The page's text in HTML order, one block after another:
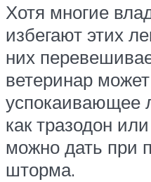
Хотя многие
избегают этих
них
ветеринар
успокаивающее
как тразодон
можно дать при
шторма.